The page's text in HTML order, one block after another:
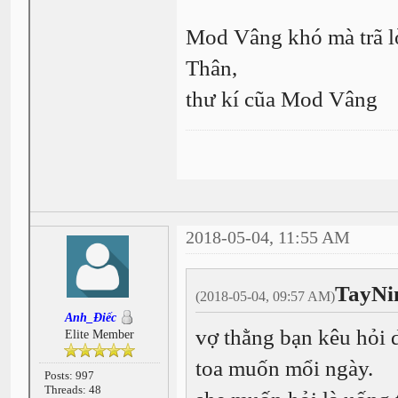
Mod Vâng khó mà
Thân,
thư kí cũa Mod Vâng
Anh_Điếc
Elite Member
Posts: 997
Threads: 48
2018-05-04, 11:55 AM
(2018-05-04, 09:57 AM)
vợ thằng bạn kêu hỏi
toa muốn mổi ngày.